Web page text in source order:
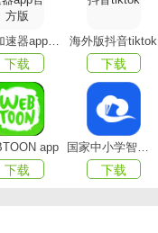
西游加速器app官方版
下载
海外版抖音tiktok
下载
app
下载
国家中小学智慧教育平台app(智慧中小学)
下载